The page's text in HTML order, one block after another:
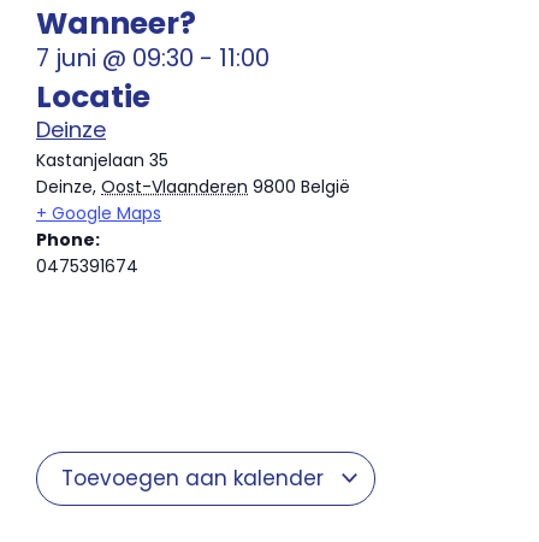
Wanneer?
7 juni @ 09:30 - 11:00
Locatie
Deinze
Kastanjelaan 35
Deinze, Oost-Vlaanderen 9800 België
+ Google Maps
Phone:
0475391674
Toevoegen aan kalender